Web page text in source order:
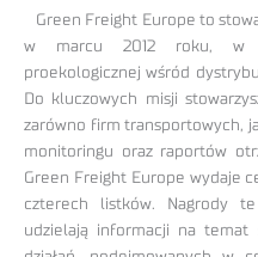
Green Freight Europe to
w marcu 2012 roku, w
proekologicznej wśród
Do kluczowych misji
zarówno firm transportowych,
monitoringu oraz raportów
Green Freight Europe wydaje
czterech listków. Nagrody
udzielają informacji na temat